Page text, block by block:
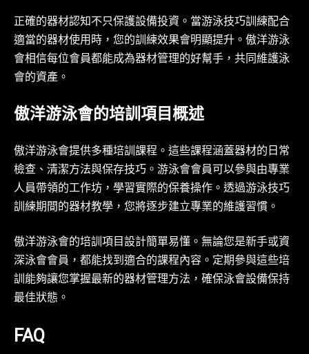
正確的器材認知不只保護設備投資。當游泳技巧訓練配合
適當的器材使用時，您的訓練效果會明顯提升。傲洋游泳
會相信每位會員都能成為器材管理的好幫手，共同維護泳
會的資產。
傲洋游泳會的培訓項目概述
傲洋游泳會提供多種培訓課程。這些課程涵蓋器材的日常
檢查、清潔方法與保存技巧。游泳會會員可以參與由專業
人員帶領的工作坊，學習實際的保養操作。透過游泳技巧
訓練期間的器材教學，您將逐步建立專業的維護習慣。
傲洋游泳會的培訓項目設計簡單易懂。無論您是新手或資
深泳會會員，都能找到適合的課程內容。定期參與這些培
訓能夠讓您掌握最新的器材管理方法，確保泳會設備保持
最佳狀態。
FAQ